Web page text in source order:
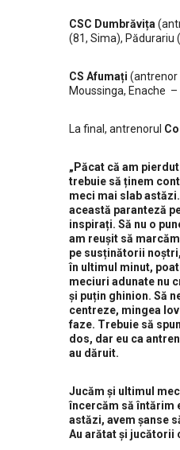
CSC Dumbrăvița
(81, Sima), Pădurariu
CS Afumați (antrenor
Moussinga, Enache
La final, antrenorul
„Păcat că am
trebuie să ținem
meci mai slab
această paranteză
inspirați. Să nu o
am reușit să
pe susținătorii
în ultimul minut,
meciuri adunate nu
și puțin ghinion. Să
centreze, mingea
faze. Trebuie să
dos, dar eu ca
au dăruit.
Jucăm și ultimul
încercăm să întărim
astăzi, avem șanse
Au arătat și jucătorii